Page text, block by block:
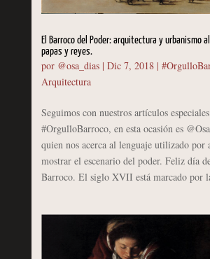
El Barroco del Poder: arquitectura y urbanismo
papas y reyes.
por @osa_dias| Dic 7, 2018|
Arquitectura
Seguimos con nuestros artículos
#OrgulloBarroco, en esta ocasión es
quien nos acerca al lenguaje utilizado por
mostrar el escenario del poder. Feliz día
Barroco. El siglo XVII está marcado por